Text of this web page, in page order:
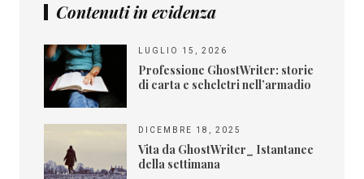
Contenuti in evidenza
LUGLIO 15, 2026
Professione GhostWriter: storie
di carta e scheletri nell’armadio
DICEMBRE 18, 2025
Vita da GhostWriter_ Istantanee
della settimana